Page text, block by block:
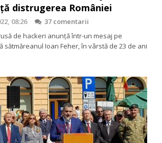
distrugerea României
08:26
37 comentarii
de hackeri anunță într-un mesaj pe
sătmăreanul Ioan Feher, în vârstă de 23 de ani